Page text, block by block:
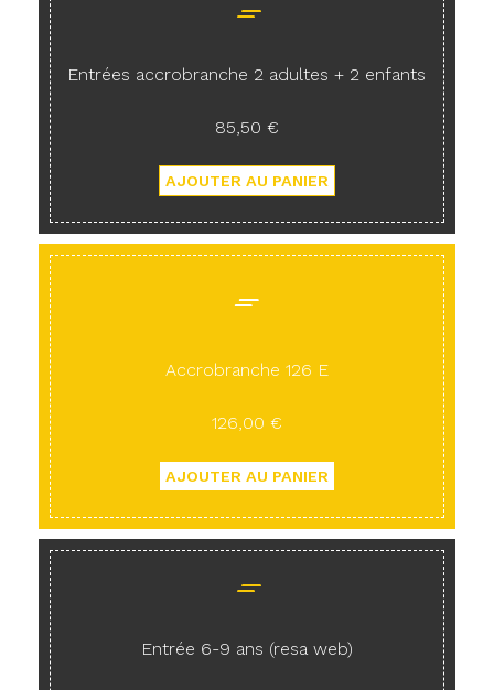
Entrées accrobranche 2 adultes + 2 enfants
85,50 €
Accrobranche 126 E
126,00 €
Entrée 6-9 ans (resa web)